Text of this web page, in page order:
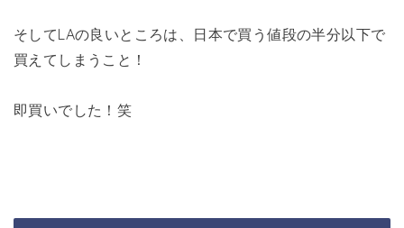
そしてLAの良いところは、日本で買う値段の半分以下で
買えてしまうこと！
即買いでした！笑